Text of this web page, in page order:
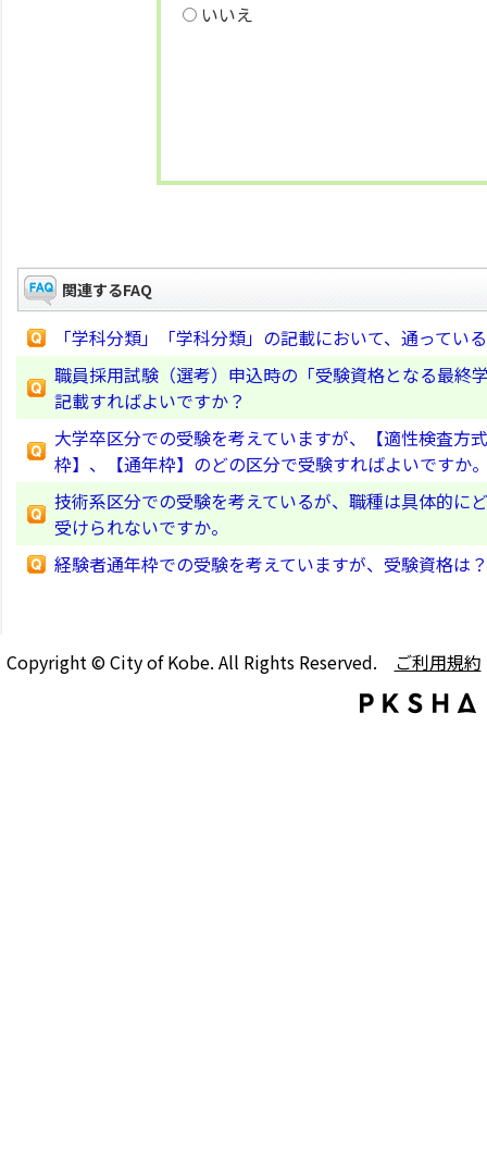
いいえ
関連するFAQ
「学科分類」「学科分類」の記載において、通って
職員採用試験（選考）申込時の「受験資格となる最終
記載すればよいですか？
大学卒区分での受験を考えていますが、【適性検査方
枠】、【通年枠】のどの区分で受験すればよいですか
技術系区分での受験を考えているが、職種は具体的に
受けられないですか。
経験者通年枠での受験を考えていますが、受験資格は？
Copyright © City of Kobe. All Rights Reserved. ご利用規約